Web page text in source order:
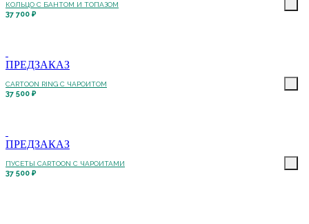
КОЛЬЦО С БАНТОМ И ТОПАЗОМ
37 700 ₽
ПРЕДЗАКАЗ
CARTOON RING С ЧАРОИТОМ
37 500 ₽
ПРЕДЗАКАЗ
ПУСЕТЫ CARTOON С ЧАРОИТАМИ
37 500 ₽